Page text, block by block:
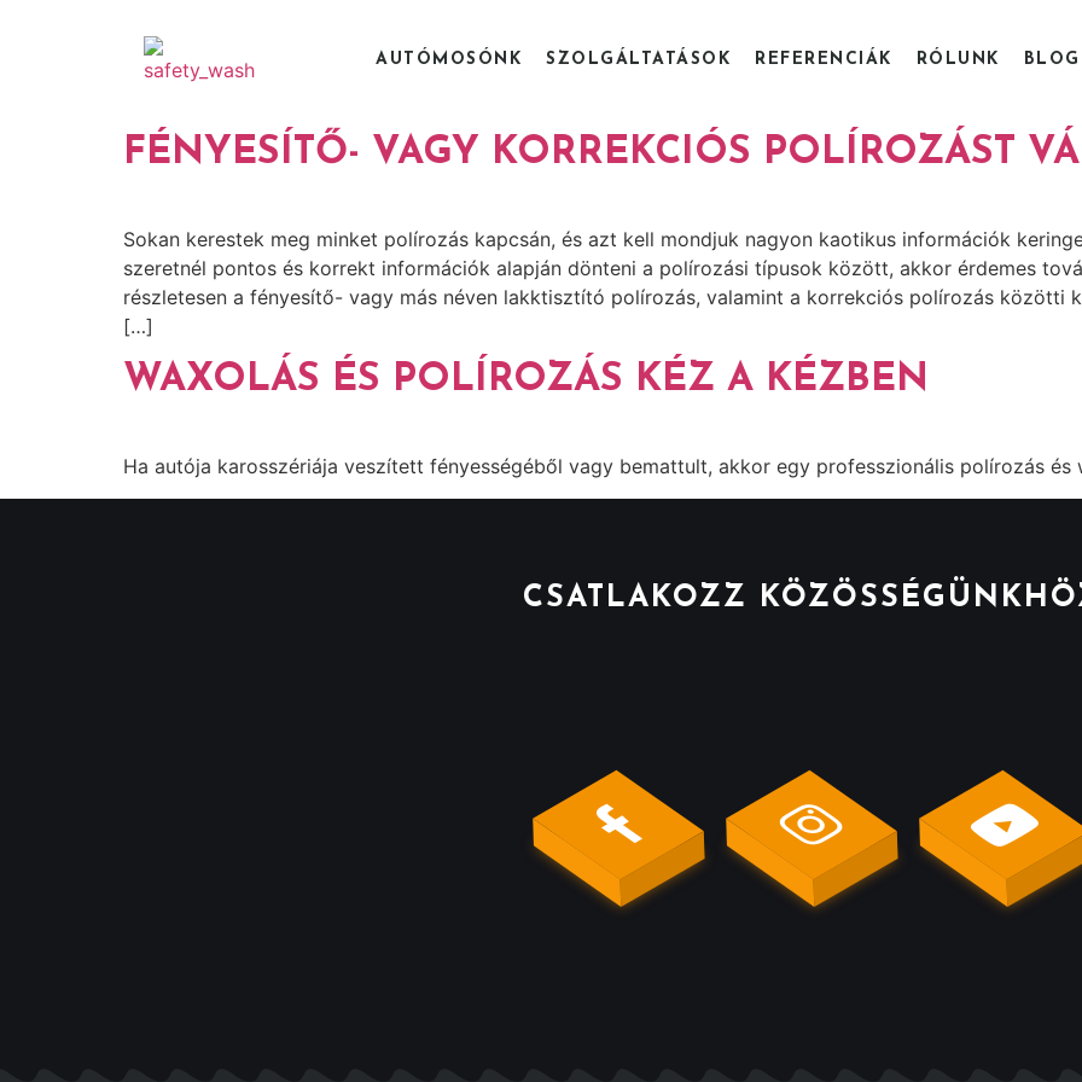
AUTÓMOSÓNK SZOLGÁLTATÁSOK REFERENCIÁK RÓLUNK BLOG
FÉNYESÍTŐ- VAGY KORREKCIÓS POLÍROZÁST
Sokan kerestek meg minket polírozás kapcsán, és azt kell mondjuk nagyon kaotikus információk
szeretnél pontos és korrekt információk alapján dönteni a polírozási típusok között, akkor érdemes
részletesen a fényesítő- vagy más néven lakktisztító polírozás, valamint a korrekciós polírozás közötti
[…]
WAXOLÁS ÉS POLÍROZÁS KÉZ A KÉZBEN
Ha autója karosszériája veszített fényességéből vagy bemattult, akkor egy professzionális polírozás és
CSATLAKOZZ